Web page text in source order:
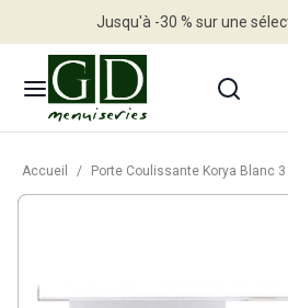
Jusqu'à -30 % sur une
Accueil / Porte Coulissante Korya Blanc 3 panneaux